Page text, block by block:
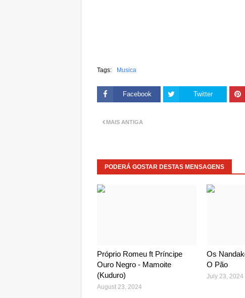
Tags: Musica
Facebook Twitter
MAIS ANTIGA
PODERÁ GOSTAR DESTAS MENSAGENS
Próprio Romeu ft Príncipe
Ouro Negro - Mamoite
(Kuduro)
August 23, 2024
Os
O Pão
July 23, 2024